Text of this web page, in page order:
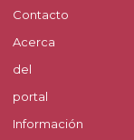
Contacto
Acerca
del
portal
Información